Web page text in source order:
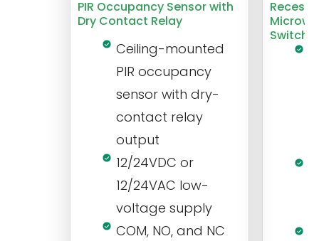
PIR Occupancy Sensor with
Dry Contact Relay
Ceiling-mounted
PIR occupancy
sensor with dry-
contact relay
output
12/24VDC or
12/24VAC low-
voltage supply
COM, NO, and NC
Switch